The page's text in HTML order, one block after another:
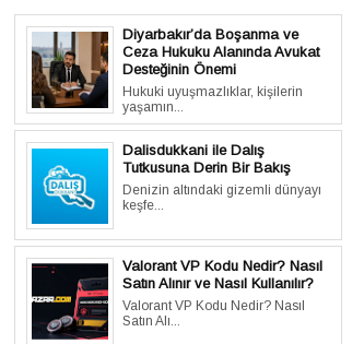
Diyarbakır’da Boşanma ve
Ceza Hukuku Alanında Avukat
Desteğinin Önemi
Hukuki uyuşmazlıklar, kişilerin
yaşamın...
Dalisdukkani ile Dalış
Tutkusuna Derin Bir Bakış
Denizin altındaki gizemli dünyayı
keşfe...
Valorant VP Kodu Nedir? Nasıl
Satın Alınır ve Nasıl Kullanılır?
Valorant VP Kodu Nedir? Nasıl
Satın Alı...